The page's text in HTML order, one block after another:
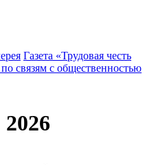
Газета «Трудовая честь
связям с общественностью